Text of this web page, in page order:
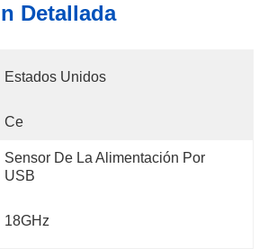
Detallada
Estados Unidos
Ce
Sensor De La Alimentación Por
USB
18GHz